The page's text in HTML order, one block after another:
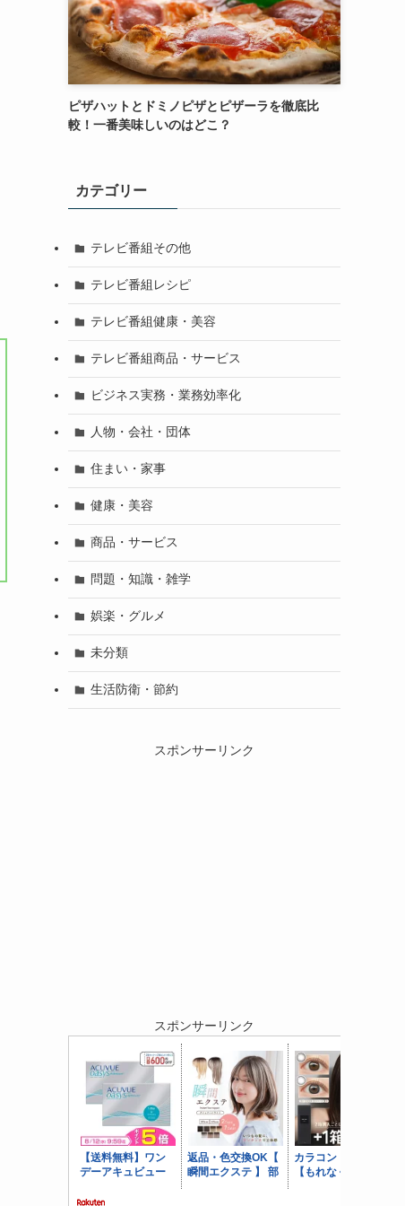
ピザハットとドミノピザとピザーラを徹底比
較！一番美味しいのはどこ？
カテゴリー
テレビ番組その他
テレビ番組レシピ
テレビ番組健康・美容
テレビ番組商品・サービス
ビジネス実務・業務効率化
人物・会社・団体
住まい・家事
健康・美容
商品・サービス
問題・知識・雑学
娯楽・グルメ
未分類
生活防衛・節約
スポンサーリンク
スポンサーリンク